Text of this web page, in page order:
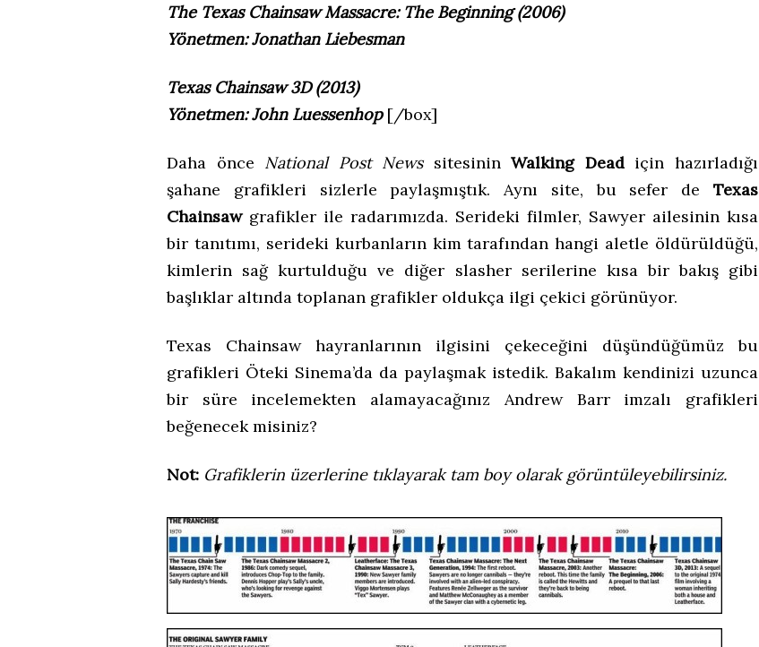
The Texas Chainsaw Massacre: The Beginning (2006)
Yönetmen: Jonathan Liebesman
Texas Chainsaw 3D (2013)
Yönetmen: John Luessenhop [/box]
Daha önce National Post NewssitesininWalking Deadiçin hazırladığı
şahane grafikleri sizlerle paylaşmıştık. Aynı site, bu sefer de Texas
Chainsawgrafikler ile radarımızda. Serideki filmler, Sawyer ailesinin kısa
bir tanıtımı, serideki kurbanların kim tarafından hangi aletle öldürüldüğü,
kimlerin sağ kurtulduğu ve diğer slasher serilerine kısa bir bakış gibi
başlıklar altında toplanan grafikler oldukça ilgi çekici görünüyor.
Texas Chainsaw hayranlarının ilgisini çekeceğini düşündüğümüz bu
grafikleri Öteki Sinema’da da paylaşmak istedik. Bakalım kendinizi uzunca
bir süre incelemekten alamayacağınız Andrew Barr imzalı grafikleri
beğenecek misiniz?
Not: Grafiklerin üzerlerine tıklayarak tam boy olarak görüntüleyebilirsiniz.